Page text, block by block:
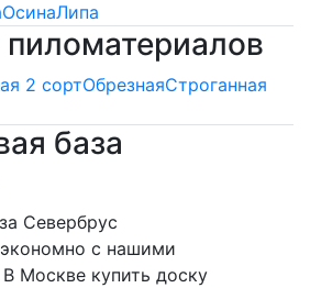
ОсинаЛипа
2 сортОбрезнаяСтроганная
база
с нашими
Москве купить доску